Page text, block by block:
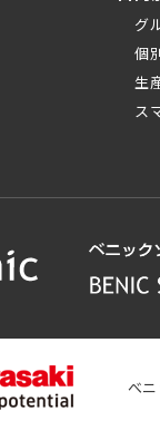
グ
個
生
ス
べニ